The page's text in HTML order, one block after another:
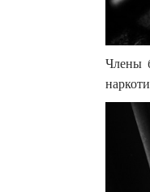
Члены